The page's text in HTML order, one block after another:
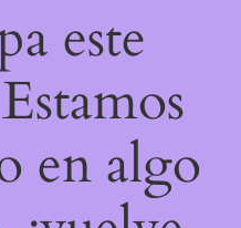
este
en algo